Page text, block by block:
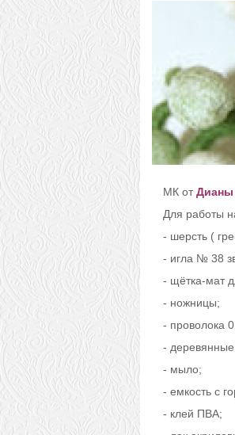
МК от
Для работы
- шерсть (
- игла № 38
- щётка-мат
- ножницы;
- проволока
-
- мыло;
- емкость с
- клей ПВА;